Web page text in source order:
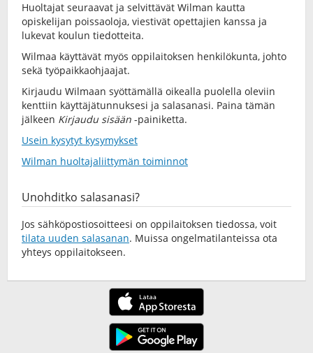
Huoltajat seuraavat ja selvittävät Wilman kautta
opiskelijan poissaoloja, viestivät opettajien kanssa ja
lukevat koulun tiedotteita.
Wilmaa käyttävät myös oppilaitoksen henkilökunta, johto
sekä työpaikkaohjaajat.
Kirjaudu Wilmaan syöttämällä oikealla puolella oleviin
kenttiin käyttäjätunnuksesi ja salasanasi. Paina tämän
jälkeen Kirjaudu sisään -painiketta.
Usein kysytyt kysymykset
Wilman huoltajaliittymän toiminnot
Unohditko salasanasi?
Jos sähköpostiosoitteesi on oppilaitoksen tiedossa, voit
tilata uuden salasanan. Muissa ongelmatilanteissa ota
yhteys oppilaitokseen.